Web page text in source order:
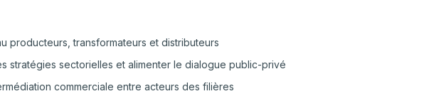
producteurs, transformateurs et distributeurs
stratégies sectorielles et alimenter le dialogue public-privé
commerciale entre acteurs des filières